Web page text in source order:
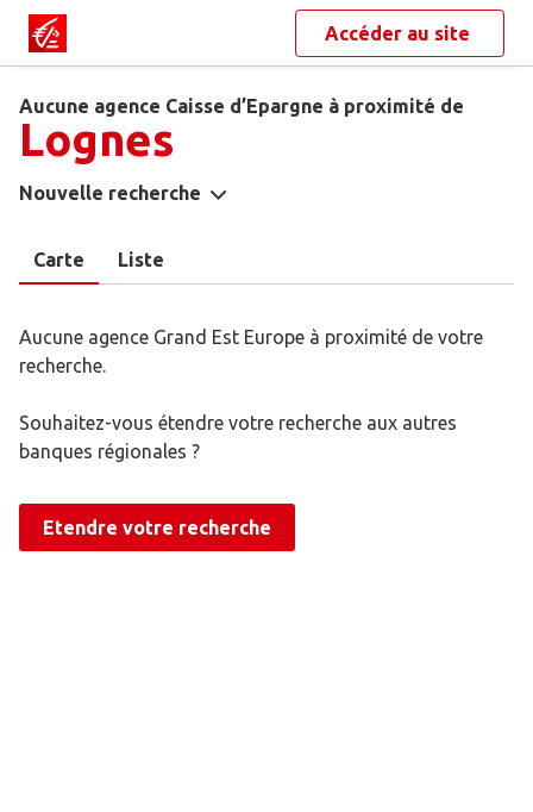
Accéder au site
Aucune agence Caisse d’Epargne à proximité de
Lognes
Nouvelle recherche
Carte Liste
Aucune agence Grand Est Europe à proximité de votre
recherche.
Souhaitez-vous étendre votre recherche aux autres
banques régionales ?
Etendre votre recherche